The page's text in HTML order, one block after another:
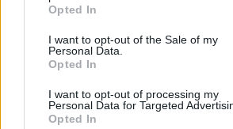
use your data for below specified
consent section.
Opted In
I want to opt-out of the Sale of my
Personal Data.
Opted In
I want to opt-out of processing my
Personal Data for Targeted
Opted In
Praktikus lakberendezési